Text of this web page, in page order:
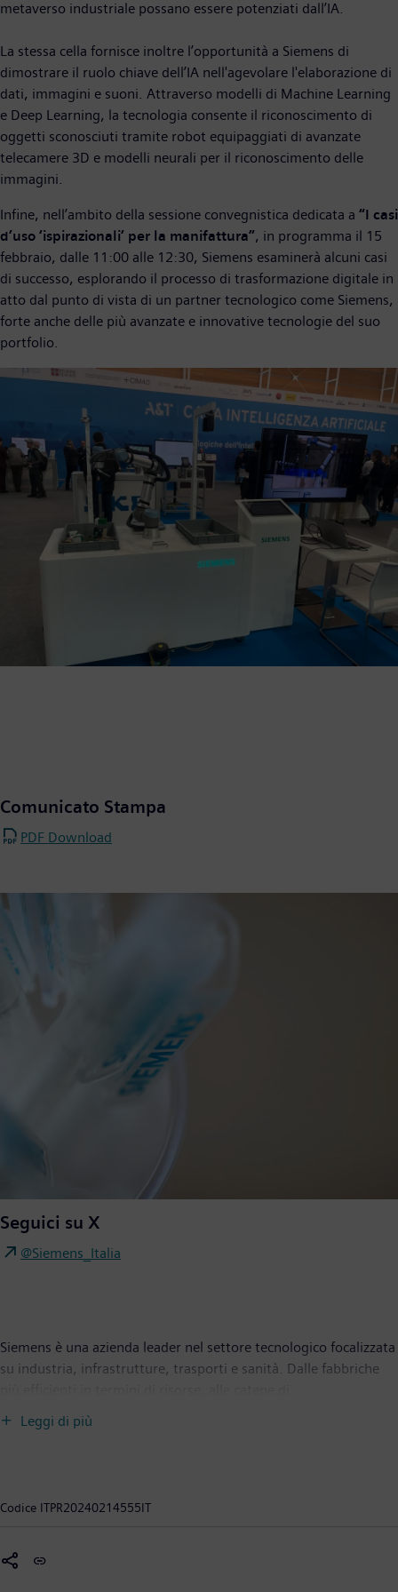
metaverso industriale possano essere potenziati dall’IA.
La stessa cella fornisce inoltre l’opportunità a Siemens di
dimostrare il ruolo chiave dell’IA nell'agevolare l'elaborazione di
dati, immagini e suoni. Attraverso modelli di Machine Learning
e Deep Learning, la tecnologia consente il riconoscimento di
oggetti sconosciuti tramite robot equipaggiati di avanzate
telecamere 3D e modelli neurali per il riconoscimento delle
immagini.
Infine, nell’ambito della sessione convegnistica dedicata a “I casi
d’uso ‘ispirazionali’ per la manifattura”, in programma il 15
febbraio, dalle 11:00 alle 12:30, Siemens esaminerà alcuni casi
di successo, esplorando il processo di trasformazione digitale in
atto dal punto di vista di un partner tecnologico come Siemens,
forte anche delle più avanzate e innovative tecnologie del suo
portfolio.
Comunicato Stampa
PDF Download
Seguici su X
@Siemens_Italia
Siemens è una azienda leader nel settore tecnologico focalizzata
su industria, infrastrutture, trasporti e sanità. Dalle fabbriche
approvvigionamento resilienti, agli edifici e reti più intelligenti,
fino al trasporto più sostenibile e confortevole, nonché alle
di trasformare le proprie industrie e mercati, aiutandoli a
detiene anche una quota di maggioranza nella società quotata
Leggi di più
Codice ITPR20240214555IT